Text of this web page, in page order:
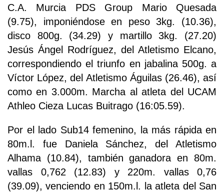
C.A. Murcia PDS Group Mario Quesada
(9.75), imponiéndose en peso 3kg. (10.36),
disco 800g. (34.29) y martillo 3kg. (27.20)
Jesús Ángel Rodríguez, del Atletismo Elcano,
correspondiendo el triunfo en jabalina 500g. a
Víctor López, del Atletismo Águilas (26.46), así
como en 3.000m. Marcha al atleta del UCAM
Athleo Cieza Lucas Buitrago (16:05.59).
Por el lado Sub14 femenino, la más rápida en
80m.l. fue Daniela Sánchez, del Atletismo
Alhama (10.84), también ganadora en 80m.
vallas 0,762 (12.83) y 220m. vallas 0,76
(39.09), venciendo en 150m.l. la atleta del San